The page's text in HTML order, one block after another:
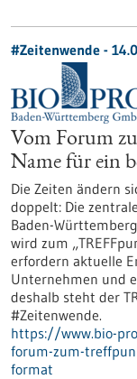
#Zeitenwende -
Vom Forum
Name für ein
Die Zeiten ändern
doppelt: Die
Baden-
wird zum
erfordern aktuelle
Unternehmen und
deshalb steht der
#Zeitenwende.
https://www.bio-
forum-zum-
format